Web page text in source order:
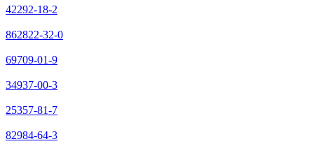
42292-18-2
862822-32-0
69709-01-9
34937-00-3
25357-81-7
82984-64-3